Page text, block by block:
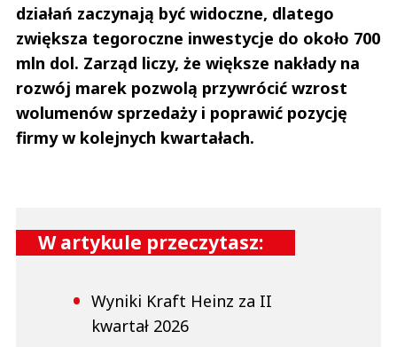
działań zaczynają być widoczne, dlatego
zwiększa tegoroczne inwestycje do około 700
mln dol. Zarząd liczy, że większe nakłady na
rozwój marek pozwolą przywrócić wzrost
wolumenów sprzedaży i poprawić pozycję
firmy w kolejnych kwartałach.
W artykule przeczytasz:
Wyniki Kraft Heinz za II
kwartał 2026